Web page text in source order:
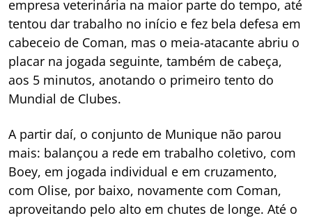
empresa veterinária na maior parte do tempo, até
tentou dar trabalho no início e fez bela defesa em
cabeceio de Coman, mas o meia-atacante abriu o
placar na jogada seguinte, também de cabeça,
aos 5 minutos, anotando o primeiro tento do
Mundial de Clubes.
A partir daí, o conjunto de Munique não parou
mais: balançou a rede em trabalho coletivo, com
Boey, em jogada individual e em cruzamento,
com Olise, por baixo, novamente com Coman,
aproveitando pelo alto em chutes de longe. Até o